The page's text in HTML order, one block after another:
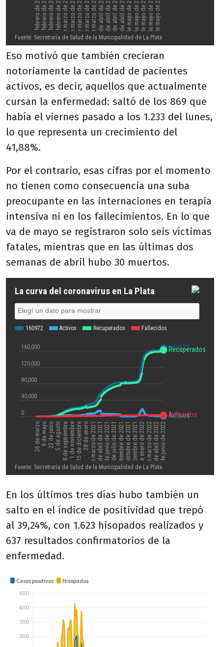
Eso motivó que también crecieran
notoriamente la cantidad de pacientes
activos, es decir, aquellos que actualmente
cursan la enfermedad: saltó de los 869 que
había el viernes pasado a los 1.233 del lunes,
lo que representa un crecimiento del
41,88%.
Por el contrario, esas cifras por el momento
no tienen como consecuencia una suba
preocupante en las internaciones en terapia
intensiva ni en los fallecimientos. En lo que
va de mayo se registraron solo seis víctimas
fatales, mientras que en las últimas dos
semanas de abril hubo 30 muertos.
En los últimos tres días hubo también un
salto en el índice de positividad que trepó
al 39,24%, con 1.623 hisopados realizados y
637 resultados confirmatorios de la
enfermedad.